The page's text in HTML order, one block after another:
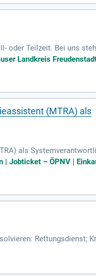
oder Teilzeit. Bei uns
umfassen
Sie helfen bei der
engagierten Teams,
Pflege mit uns!
Landkreis
(MTRA) als
als
Jobticket – ÖPNV |
Rettungsdienst;
Wohnheime